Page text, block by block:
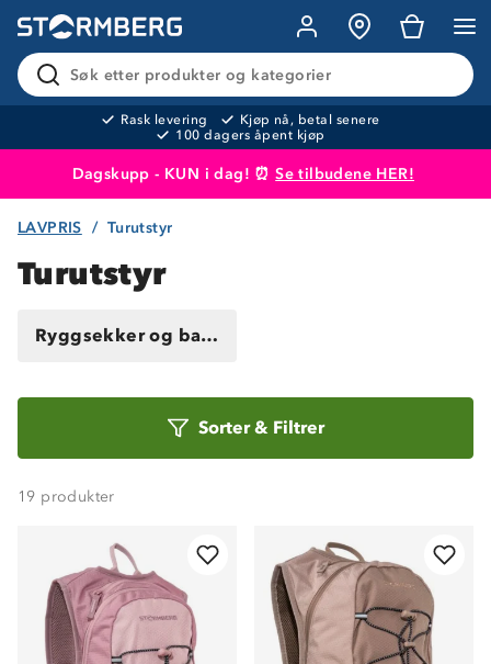
Søk etter produkter og kategorier
Rask levering
Kjøp nå, betal senere
100 dagers åpent kjøp
Dagskupp - KUN i dag! ⏰Se tilbudene HER!
Produktet er lagt i handlekurven
LAVPRIS Turutstyr
Turutstyr
Ryggsekker og bager
Sorter& Filtrer
19 produkter